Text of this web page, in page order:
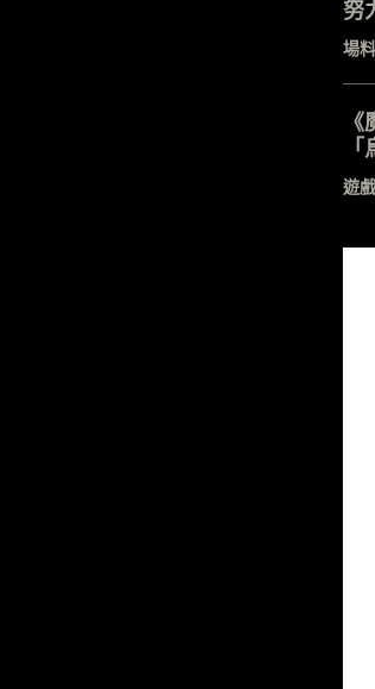
努
場料
遊戲